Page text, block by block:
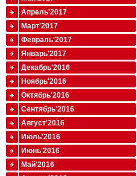
Апрель'2017
Март'2017
Февраль'2017
Январь'2017
Декабрь'2016
Ноябрь'2016
Октябрь'2016
Сентябрь'2016
Август'2016
Июль'2016
Июнь'2016
Май'2016